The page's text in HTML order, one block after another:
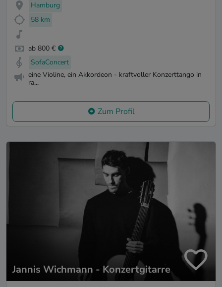
Hamburg
58 km
ab 800 €
SofaConcert
eine Violine, ein Akkordeon - kraftvoller Konzerttango in
ra...
Zum Profil
Jannis Wichmann - Konzertgitarre